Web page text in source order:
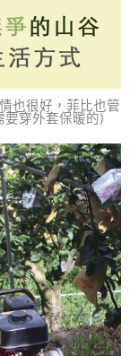
也很好，菲比也管
穿外套保暖的)